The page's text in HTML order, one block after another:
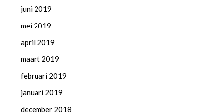
juni 2019
mei 2019
april 2019
maart 2019
februari 2019
januari 2019
december 2018